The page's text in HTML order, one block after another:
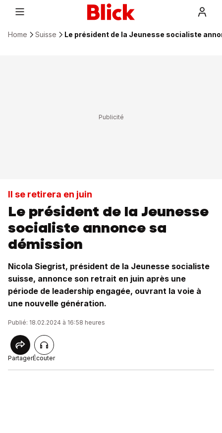
Home Suisse Le président de la Jeunesse socialiste
Il se retirera en juin
Le président de la Jeunesse
socialiste annonce sa
démission
Nicola Siegrist, président de la Jeunesse socialiste
suisse, annonce son retrait en juin après une
période de leadership engagée, ouvrant la voie à
une nouvelle génération.
Publié: 18.02.2024 à 16:58 heures
PartagerÉcouter